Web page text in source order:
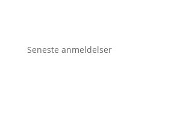
Seneste anmeldelser